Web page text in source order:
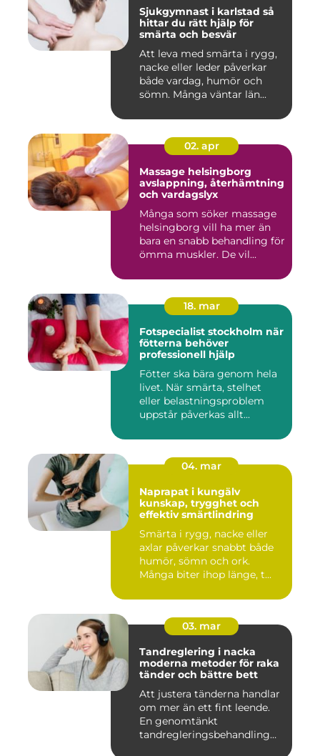
Sjukgymnast i karlstad så
hittar du rätt hjälp för
smärta och besvär
Att leva med smärta i rygg,
nacke eller leder påverkar
både vardag, humör och
sömn. Många väntar län...
02. apr
Massage helsingborg
avslappning, återhämtning
och vardagslyx
Många som söker massage
helsingborg vill ha mer än
bara en snabb behandling för
ömma muskler. De vil...
18. mar
Fotspecialist stockholm när
fötterna behöver
professionell hjälp
Fötter ska bära genom hela
livet. När smärta, stelhet
eller belastningsproblem
uppstår påverkas allt...
04. mar
Naprapat i kungälv
kunskap, trygghet och
effektiv smärtlindring
Smärta i rygg, nacke eller
axlar påverkar snabbt både
humör, sömn och ork.
Många biter ihop länge, t...
03. mar
Tandreglering i nacka
moderna metoder för raka
tänder och bättre bett
Att justera tänderna handlar
om mer än ett fint leende.
En genomtänkt
tandregleringsbehandling